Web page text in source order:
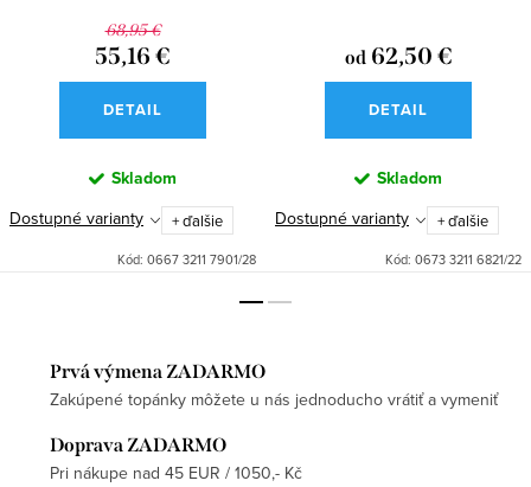
68,95 €
55,16 €
DETAIL
Skladom
Dostupné varianty
+ ďalšie
Kód: 0667 3211 7901/28
od 62,50 €
DETAIL
Skladom
Dostupné varianty
+ ďalšie
Kód: 0673 3211 6821/22
Prvá výmena ZADARMO
Zakúpené topánky môžete u nás jednoducho vrátiť a vymeniť
Doprava ZADARMO
Pri nákupe nad 45 EUR / 1050,- Kč